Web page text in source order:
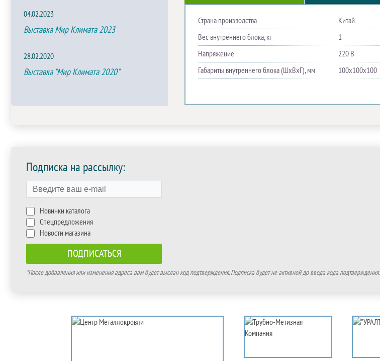
04.02.2023
Выставка Мир Климата 2023
28.02.2020
Выставка "Мир Климата 2020"
Страна производства
Китай
Вес внутреннего блока, кг
1
Напряжение
220 В
Габариты внутреннего блока (ШхВхГ), мм
100х100х100
Подписка на рассылку:
Новинки каталога
Спецпредложения
Новости магазина
*После добавления или изменения адреса вам будет выслан код подтверждения. Подписка будет не активной до ввода кода подтверждения.